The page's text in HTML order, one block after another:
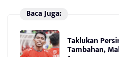
Baca Juga:
Taklukan
Tambahan,